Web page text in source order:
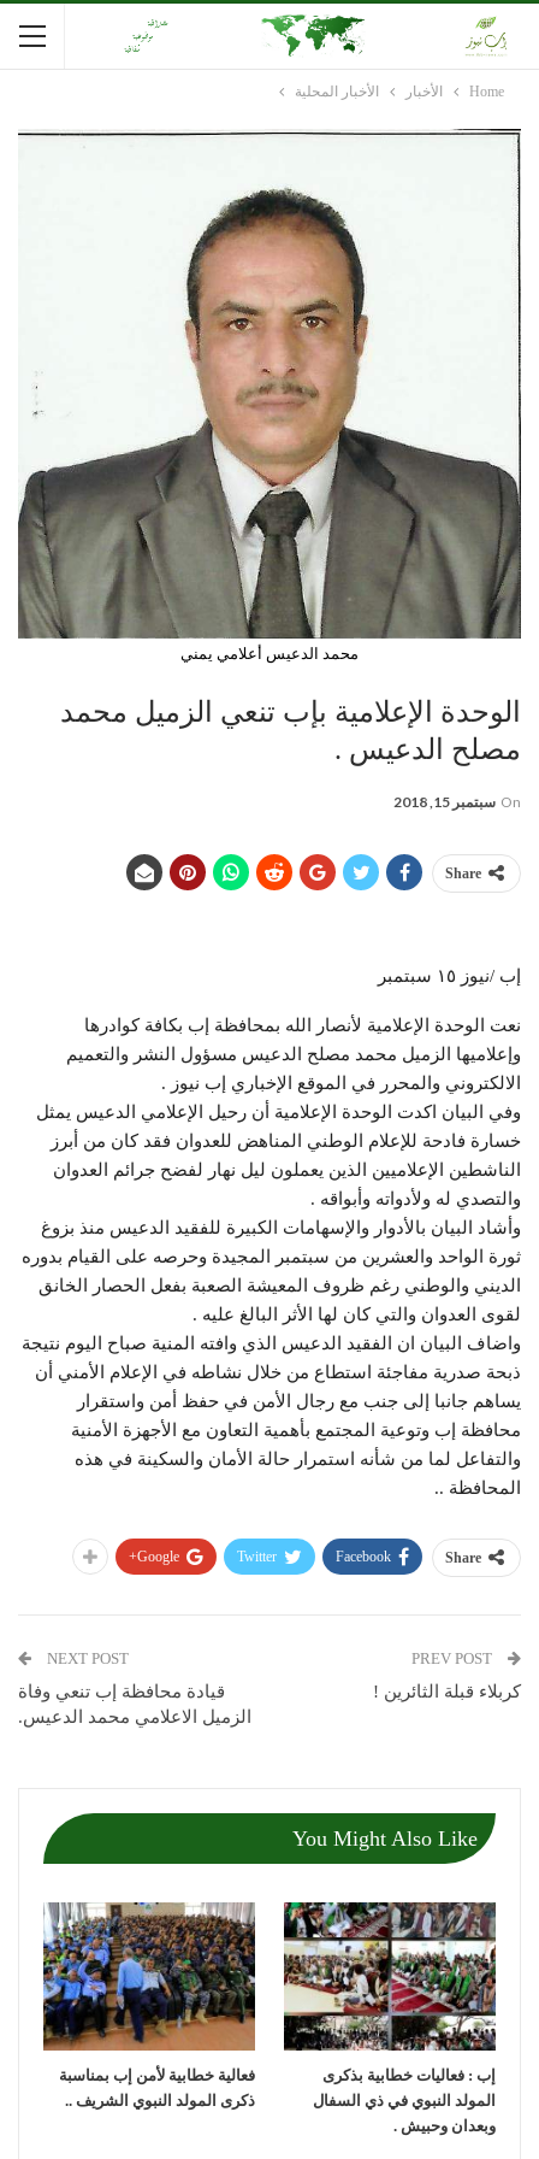
Home الأخبار الأخبار المحلية
محمد الدعيس أعلامي يمني
الوحدة اﻹعلامية بإب تنعي الزميل محمد
مصلح الدعيس .
On سبتمبر 15, 2018
Share
إب /نيوز ١٥ سبتمبر
نعت الوحدة اﻹعلامية لأنصار الله بمحافظة إب بكافة كوادرها
وإعلاميها الزميل محمد مصلح الدعيس مسؤول النشر والتعميم
الالكتروني والمحرر في الموقع اﻹخباري إب نيوز .
وفي البيان اكدت الوحدة الإعلامية أن رحيل الإعلامي الدعيس يمثل
خسارة فادحة للإعلام الوطني المناهض للعدوان فقد كان من أبرز
الناشطين اﻹعلاميين الذين يعملون ليل نهار لفضح جرائم العدوان
والتصدي له ولأدواته وأبواقه .
وأشاد البيان باﻷدوار واﻹسهامات الكبيرة للفقيد الدعيس منذ بزوغ
ثورة الواحد والعشرين من سبتمبر المجيدة وحرصه على القيام بدوره
الديني والوطني رغم ظروف المعيشة الصعبة بفعل الحصار الخانق
لقوى العدوان والتي كان لها اﻷثر البالغ عليه .
واضاف البيان ان الفقيد الدعيس الذي وافته المنية صباح اليوم نتيجة
ذبحة صدرية مفاجئة استطاع من خلال نشاطه في اﻹعلام الأمني أن
يساهم جانبا إلى جنب مع رجال الأمن في حفظ أمن واستقرار
محافظة إب وتوعية المجتمع بأهمية التعاون مع اﻷجهزة اﻷمنية
والتفاعل لما من شأنه استمرار حالة اﻷمان والسكينة في هذه
المحافظة ..
Share
Facebook
Twitter
Google+
كربلاء قبلة الثائرين !
NEXT POST
قيادة محافظة إب تنعي وفاة
الزميل الاعلامي محمد الدعيس.
You Might Also Like
إب : فعاليات خطابية بذكرى
المولد النبوي في ذي السفال
وبعدان وحبيش .
فعالية خطابية لأمن إب بمناسبة
ذكرى المولد النبوي الشريف ..